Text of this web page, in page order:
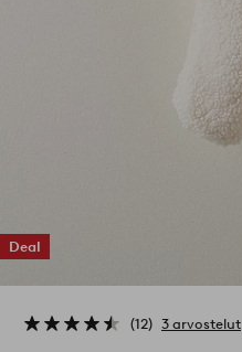
Deal
12 3 arvostelut